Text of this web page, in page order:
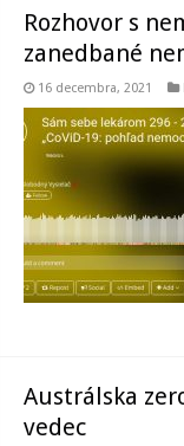
Rozhovor s
zanedbané
16 decembra, 2021
Austrálska
vedec